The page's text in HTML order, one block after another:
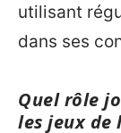
utilisant
dans ses
Quel rôle
les jeux de